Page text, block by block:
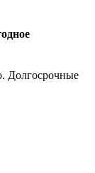
Долгосрочные